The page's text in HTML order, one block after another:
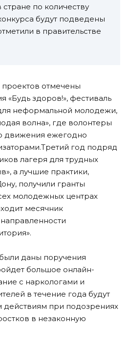
по количеству
будут подведены
в правительстве
отмечены
«Будь здоров!», фестиваль
для неформальной молодежи,
волна», где волонтеры
движения ежегодно
год подряд
лагеря для трудных
а лучшие практики,
получили гранты
молодежных центрах
месячник
даны поручения
большое онлайн-
с наркологами и
в течение года будут
действиям при подозрениях
в незаконную